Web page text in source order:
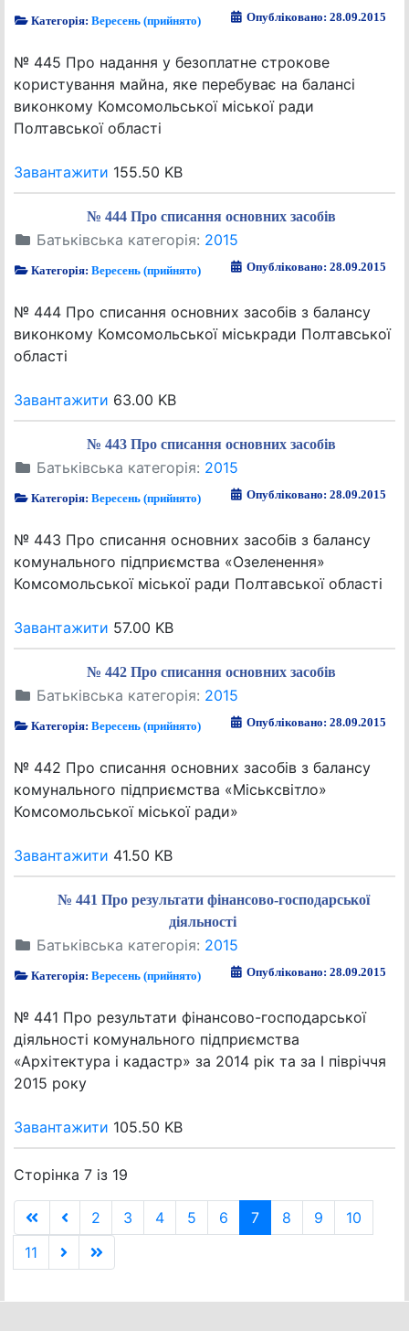
Категорія:Вересень (прийнято) Опубліковано: 28.09.2015
№ 445 Про надання у безоплатне строкове
користування майна, яке перебуває на балансі
виконкому Комсомольської міської ради
Полтавської області
Завантажити 155.50 KB
№ 444 Про списання основних засобів
Батьківська категорія: 2015
Категорія:Вересень (прийнято) Опубліковано: 28.09.2015
№ 444 Про списання основних засобів з балансу
виконкому Комсомольської міськради Полтавської
області
Завантажити 63.00 KB
№ 443 Про списання основних засобів
Батьківська категорія: 2015
Категорія:Вересень (прийнято) Опубліковано: 28.09.2015
№ 443 Про списання основних засобів з балансу
комунального підприємства «Озеленення»
Комсомольської міської ради Полтавської області
Завантажити 57.00 KB
№ 442 Про списання основних засобів
Батьківська категорія: 2015
Категорія:Вересень (прийнято) Опубліковано: 28.09.2015
№ 442 Про списання основних засобів з балансу
комунального підприємства «Міськсвітло»
Комсомольської міської ради»
Завантажити 41.50 KB
№ 441 Про результати фінансово-господарської
діяльності
Батьківська категорія: 2015
Категорія:Вересень (прийнято) Опубліковано: 28.09.2015
№ 441 Про результати фінансово-господарської
діяльності комунального підприємства
«Архітектура і кадастр» за 2014 рік та за І півріччя
2015 року
Завантажити 105.50 KB
Сторінка 7 із 19
2 3 4 5 6 7 8 9
10
11